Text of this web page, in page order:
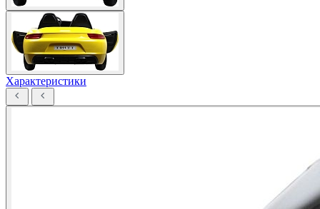
Характеристики